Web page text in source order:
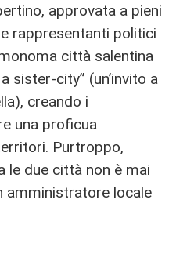
approvata a pieni
rappresentanti politici
città salentina
sister-city” (un’invito a
creando i
una proficua
Purtroppo,
le due città non è mai
amministratore locale